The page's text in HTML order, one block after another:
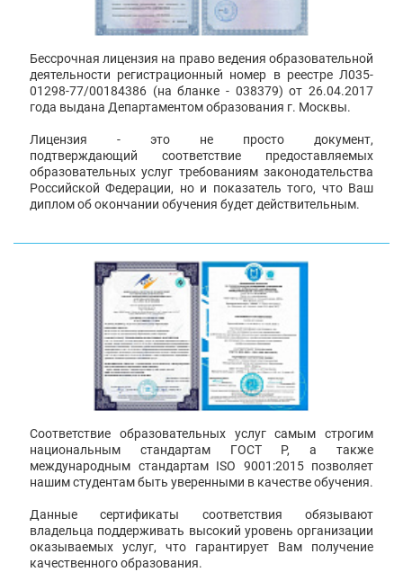
Бессрочная лицензия на право ведения образовательной
деятельности регистрационный номер в реестре Л035-
01298-77/00184386 (на бланке - 038379) от 26.04.2017
года выдана Департаментом образования г. Москвы.
Лицензия - это не просто документ,
подтверждающий соответствие предоставляемых
образовательных услуг требованиям законодательства
Российской Федерации, но и показатель того, что Ваш
диплом об окончании обучения будет действительным.
Соответствие образовательных услуг самым строгим
национальным стандартам ГОСТ Р, а также
международным стандартам ISO 9001:2015 позволяет
нашим студентам быть уверенными в качестве обучения.
Данные сертификаты соответствия обязывают
владельца поддерживать высокий уровень организации
оказываемых услуг, что гарантирует Вам получение
качественного образования.